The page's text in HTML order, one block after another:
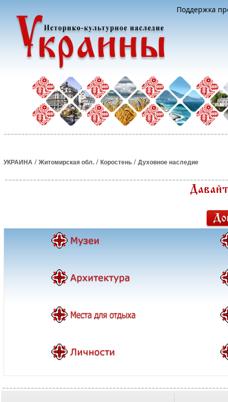
Поддержка
УКРАИНА / Житомирская обл. / Коростень / Духовное наследие